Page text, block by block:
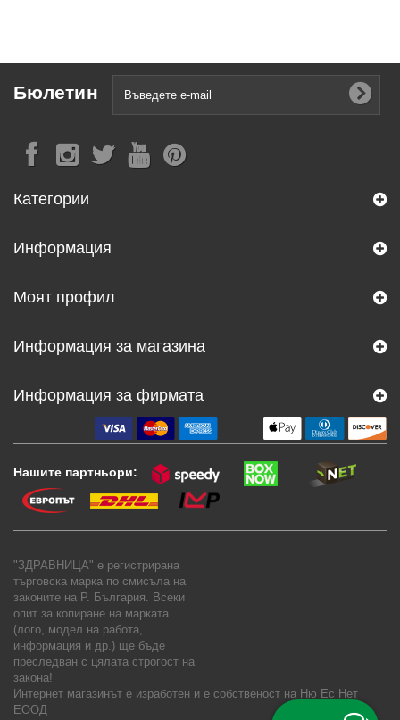
Бюлетин
Категории
Информация
Моят профил
Информация за магазина
Информация за фирмата
Нашите партньори:
"ЗДРАВНИЦА" е регистрирана
търговска марка по смисъла на
законите на Р. България. Всеки
опит за копиране на марката
(лого, модел на работа,
информация и др.) ще бъде
преследван с цялата строгост на
закона!
Интернет магазинът е изработен и е собственост на Ню Ес Нет
ЕООД